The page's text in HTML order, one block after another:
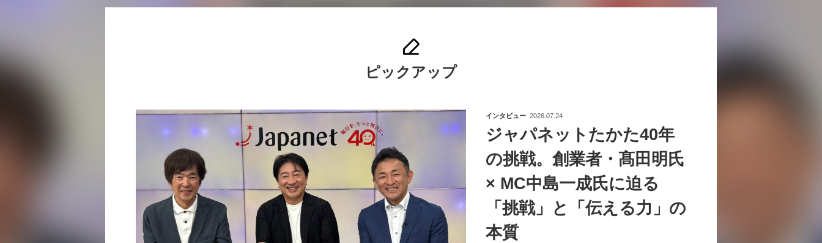
ピックアップ
インタビュー 2026.07.24
ジャパネットたかた40年
の挑戦。創業者・髙田明氏
× MC中島一成氏に迫る
「挑戦」と「伝える力」の
本質